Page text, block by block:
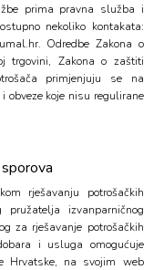
prima pravna služba i
nekoliko kontakata:
. Odredbe Zakona o
trgovini, Zakona o zaštiti
primjenjuju se na
obveze koje nisu regulirane
rješavanju potrošačkih
izvanparničnog
za rješavanje potrošačkih
i usluga omogućuje
Hrvatske, na svojim web